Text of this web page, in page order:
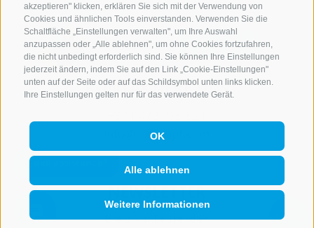
akzeptieren" klicken, erklären Sie sich mit der Verwendung von
Cookies und ähnlichen Tools einverstanden. Verwenden Sie die
Schaltfläche „Einstellungen verwalten", um Ihre Auswahl
anzupassen oder „Alle ablehnen", um ohne Cookies fortzufahren,
die nicht unbedingt erforderlich sind. Sie können Ihre Einstellungen
jederzeit ändern, indem Sie auf den Link „Cookie-Einstellungen"
unten auf der Seite oder auf das Schildsymbol unten links klicken.
Ihre Einstellungen gelten nur für das verwendete Gerät.
OK
Alle ablehnen
Weitere Informationen
KONTAKTIERE UNS
info@rosskopf.com
NEWSLETTER
Bleib am Laufenden QUICKLINKS